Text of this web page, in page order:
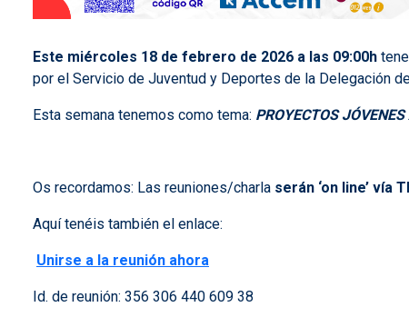
Este miércoles 18 de febrero de 2026 a las 09:00h
por el Servicio de Juventud y Deportes de la Delegación
Esta semana tenemos como tema: PROYECTOS
Os recordamos: Las reuniones/charla serán ‘on line’ vía
Aquí tenéis también el enlace:
Unirse a la reunión ahora
Id. de reunión: 356 306 440 609 38